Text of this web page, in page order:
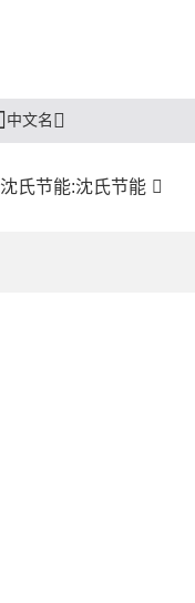
中文名
沈氏节能:沈氏节能